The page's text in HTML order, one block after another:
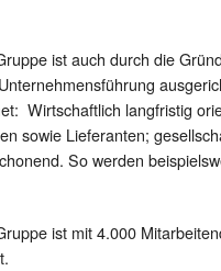
ist auch durch die
Wirtschaftlich langfristig
sowie Lieferanten;
So werden
ist mit 4.000